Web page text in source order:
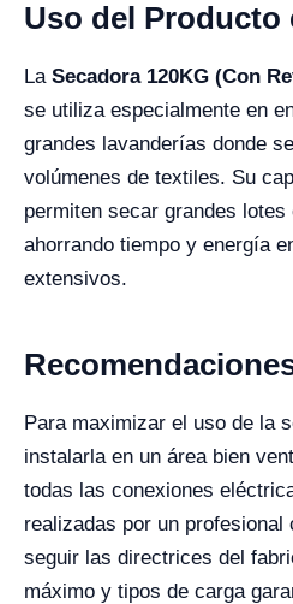
Uso del Producto
La Secadora 120KG (Con
se utiliza especialmente en
grandes lavanderías donde
volúmenes de textiles. Su
permiten secar grandes lotes
ahorrando tiempo y energía
extensivos.
Para maximizar el uso de la
instalarla en un área bien
todas las conexiones
realizadas por un profesional
seguir las directrices del
máximo y tipos de carga